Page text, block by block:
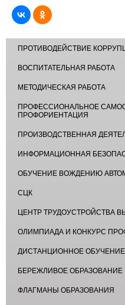
ПРОТИВОДЕЙСТВИЕ
ВОСПИТАТЕЛЬНАЯ РАБОТА
МЕТОДИЧЕСКАЯ РАБОТА
ПРОФЕССИОНАЛЬНОЕ
ПРОФОРИЕНТАЦИЯ
ПРОИЗВОДСТВЕННАЯ
ИНФОРМАЦИОННАЯ
ОБУЧЕНИЕ ВОЖДЕНИЮ
СЦК
ЦЕНТР ТРУДОУСТРОЙСТВА
ОЛИМПИАДА И КОНКУРС
ДИСТАНЦИОННОЕ ОБУЧЕНИЕ
БЕРЕЖЛИВОЕ ОБРАЗОВАНИЕ
ФЛАГМАНЫ ОБРАЗОВАНИЯ